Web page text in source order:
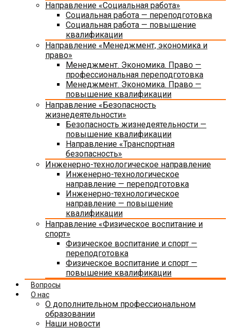
Направление «Социальная работа»
Социальная работа — переподготовка
Социальная работа — повышение
квалификации
Направление «Менеджмент, экономика и
право»
Менеджмент. Экономика. Право —
профессиональная переподготовка
Менеджмент. Экономика. Право —
повышение квалификации
Направление «Безопасность
жизнедеятельности»
Безопасность жизнедеятельности —
повышение квалификации
Направление «Транспортная
безопасность»
Инженерно-технологическое направление
Инженерно-технологическое
направление — переподготовка
Инженерно-технологическое
направление — повышение
квалификации
Направление «Физическое воспитание и
спорт»
Физическое воспитание и спорт —
переподготовка
Физическое воспитание и спорт —
повышение квалификации
Вопросы
О нас
О дополнительном профессиональном
образовании
Наши новости